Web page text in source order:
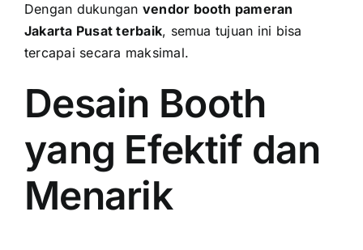
Dengan dukungan vendor booth pameran
Jakarta Pusat terbaik, semua tujuan ini bisa
tercapai secara maksimal.
Desain Booth
yang Efektif dan
Menarik